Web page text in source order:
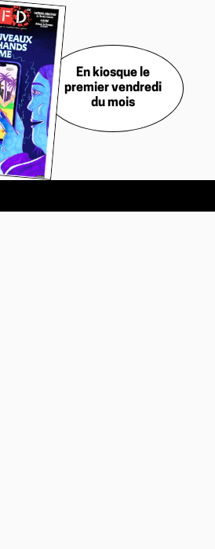
En kiosque le
premier vendredi
du mois